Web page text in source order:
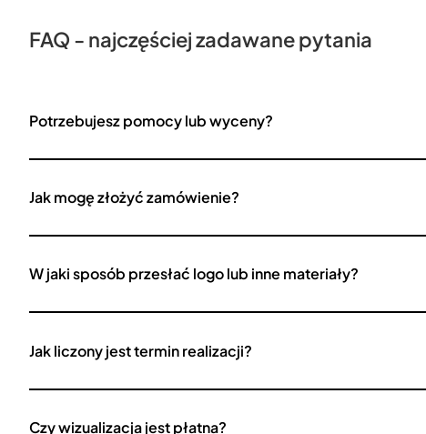
FAQ - najczęściej zadawane pytania
Potrzebujesz pomocy lub wyceny?
Jak mogę złożyć zamówienie?
W jaki sposób przesłać logo lub inne materiały?
Jak liczony jest termin realizacji?
Czy wizualizacja jest płatna?